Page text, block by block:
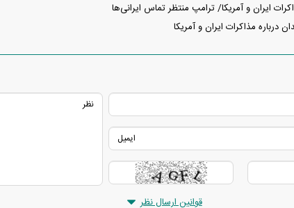
ایران و آمریکا/ ترامپ منتظر تماس ایرانی‌ها
درباره مذاکرات ایران و آمریکا
قوانین ارسال نظر